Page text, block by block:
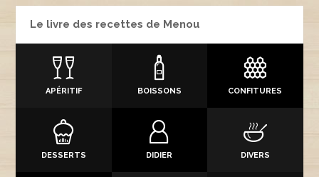
Le livre des recettes de Menou
APÉRITIF BOISSONS CONFITURES
DESSERTS DIDIER DIVERS